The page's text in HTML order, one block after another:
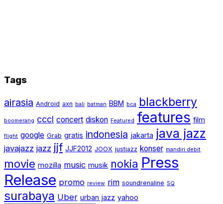
Tags
airasia Android axn bali batman BBM bca blackberry
boomerang cccl concert diskon Featured features film
flight google Grab gratis indonesia jakarta java jazz
javajazz jazz jjf JJF2012 JOOX justjazz konser mandiri debit
movie mozilla music musik nokia Press
Release promo review rim soundrenaline SQ
surabaya Uber urban jazz yahoo